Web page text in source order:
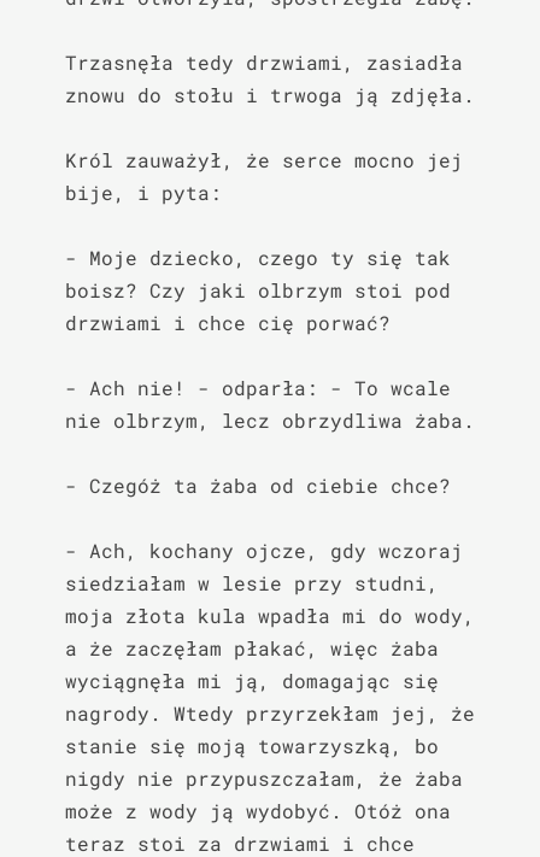
Trzasnęła tedy drzwiami, zasiadła
znowu do stołu i trwoga ją zdjęła.
Król zauważył, że serce mocno jej
bije, i pyta:
- Moje dziecko, czego ty się tak
boisz? Czy jaki olbrzym stoi pod
drzwiami i chce cię porwać?
- Ach nie! - odparła: - To wcale
nie olbrzym, lecz obrzydliwa żaba.
- Czegóż ta żaba od ciebie chce?
- Ach, kochany ojcze, gdy wczoraj
siedziałam w lesie przy studni,
moja złota kula wpadła mi do wody,
a że zaczęłam płakać, więc żaba
wyciągnęła mi ją, domagając się
nagrody. Wtedy przyrzekłam jej, że
stanie się moją towarzyszką, bo
nigdy nie przypuszczałam, że żaba
może z wody ją wydobyć. Otóż ona
teraz stoi za drzwiami i chce